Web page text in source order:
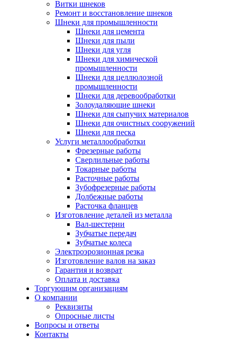
Витки шнеков
Ремонт и восстановление шнеков
Шнеки для промышленности
Шнеки для цемента
Шнеки для пыли
Шнеки для угля
Шнеки для химической
промышленности
Шнеки для целлюлозной
промышленности
Шнеки для деревообработки
Золоудаляющие шнеки
Шнеки для сыпучих материалов
Шнеки для очистных сооружений
Шнеки для песка
Услуги металлообработки
Фрезерные работы
Сверлильные работы
Токарные работы
Расточные работы
Зубофрезерные работы
Долбежные работы
Расточка фланцев
Изготовление деталей из металла
Вал-шестерни
Зубчатые передач
Зубчатые колеса
Электроэрозионная резка
Изготовление валов на заказ
Гарантия и возврат
Оплата и доставка
Торгующим организациям
О компании
Реквизиты
Опросные листы
Вопросы и ответы
Контакты